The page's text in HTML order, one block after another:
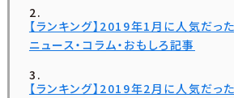
【ランキング】2019年1月に人気だっ
ニュース・コラム・おもしろ記事
【ランキング】2019年2月に人気だっ